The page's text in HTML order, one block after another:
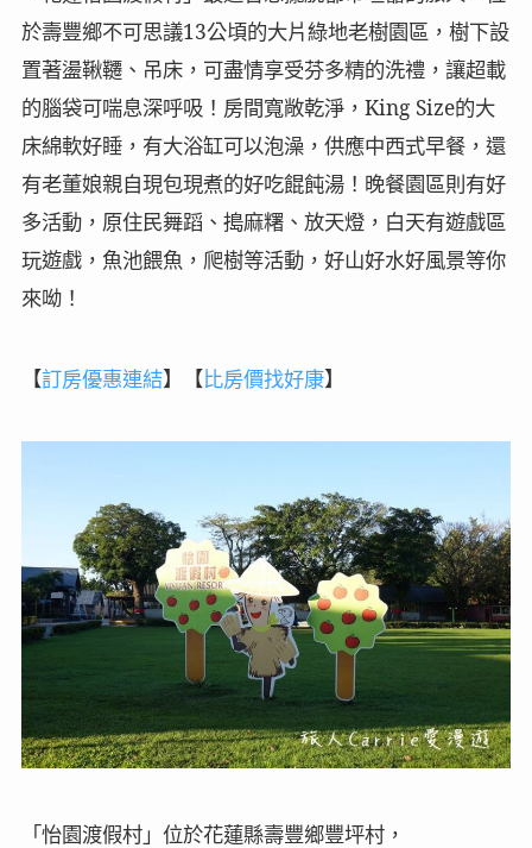
於壽豐鄉不可思議13公頃的大片綠地老樹園區，樹下設
置著盪鞦韆、吊床，可盡情享受芬多精的洗禮，讓超載
的腦袋可喘息深呼吸！房間寬敞乾淨，King Size的大
床綿軟好睡，有大浴缸可以泡澡，供應中西式早餐，還
有老董娘親自現包現煮的好吃餛飩湯！晚餐園區則有好
多活動，原住民舞蹈、搗麻糬、放天燈，白天有遊戲區
玩遊戲，魚池餵魚，爬樹等活動，好山好水好風景等你
來呦！
【訂房優惠連結】 【比房價找好康】
「怡園渡假村」位於花蓮縣壽豐鄉豐坪村，